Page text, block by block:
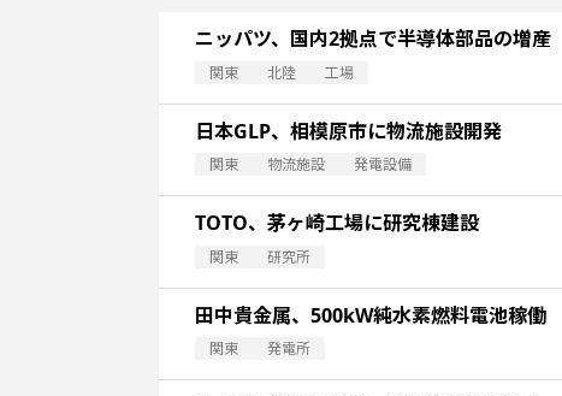
ニッパツ、国内2拠点で半導体部品の増産
関東 北陸 工場
日本GLP、相模原市に物流施設開発
関東 物流施設 発電設備
TOTO、茅ヶ崎工場に研究棟建設
関東 研究所
田中貴金属、500kW純水素燃料電池稼働
関東 発電所